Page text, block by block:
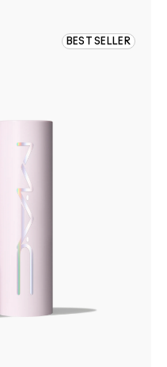
BEST SELLER